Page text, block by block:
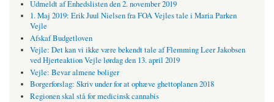
Udmeldt af Enhedslisten den 2. november 2019
1. Maj 2019: Erik Juul Nielsen fra FOA Vejles tale i Maria Parken
Vejle
Afskaf Budgetloven
Vejle: Det kan vi ikke være bekendt tale af Flemming Leer Jakobsen
ved Hjerteaktion Vejle lørdag den 13. april 2019
Vejle: Bevar almene boliger
Borgerforslag: Skriv under for at ophæve ghettoplanen 2018
Regionen skal stå for medicinsk cannabis